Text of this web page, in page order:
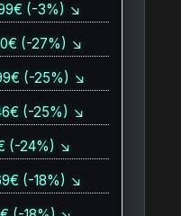
(-3%) ↘
(-27%) ↘
(-25%) ↘
(-25%) ↘
(-24%) ↘
(-18%) ↘